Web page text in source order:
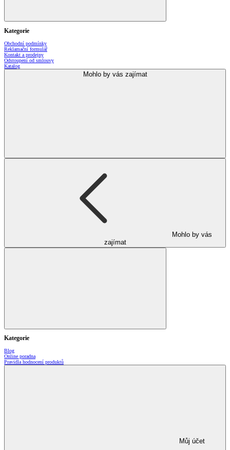
Kategorie
Obchodní podmínky
Reklamační formulář
Kontakt a prodejny
Odstoupení od smlouvy
Katalog
Mohlo by vás zajímat
Mohlo by vás
zajímat
Kategorie
Blog
Online poradna
Pravidla hodnocení produktů
Můj účet